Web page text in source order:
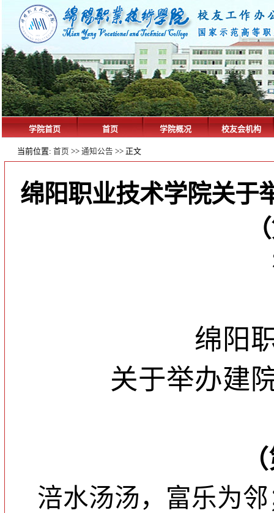
学院首页 首页 学院概况 校友会机构
当前位置: 首页 >> 通知公告 >> 正文
绵阳职业技术学院关于
绵阳
关于举办建
涪水汤汤，富乐为